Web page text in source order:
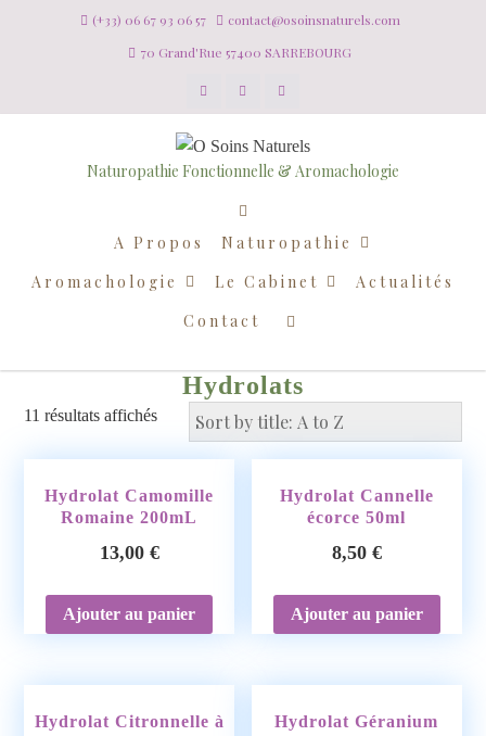
(+33) 06 67 93 06 57
contact@osoinsnaturels.com
70 Grand'Rue 57400 SARREBOURG
Naturopathie Fonctionnelle & Aromachologie
A Propos
Naturopathie
Aromachologie
Le Cabinet
Actualités
Contact
Hydrolats
11 résultats affichés
Hydrolat Camomille
Romaine 200mL
13,00 €
Ajouter au panier
Hydrolat Cannelle
écorce 50ml
8,50 €
Ajouter au panier
Hydrolat Citronnelle à
Hydrolat Géranium